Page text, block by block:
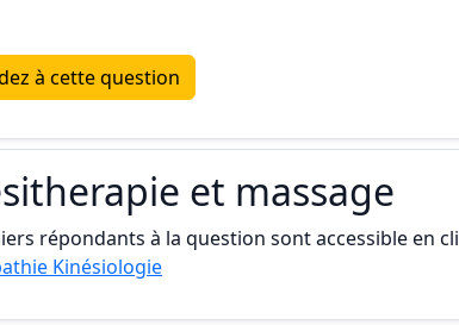
à cette question
et massage
répondants à la question sont accessible en
Kinésiologie